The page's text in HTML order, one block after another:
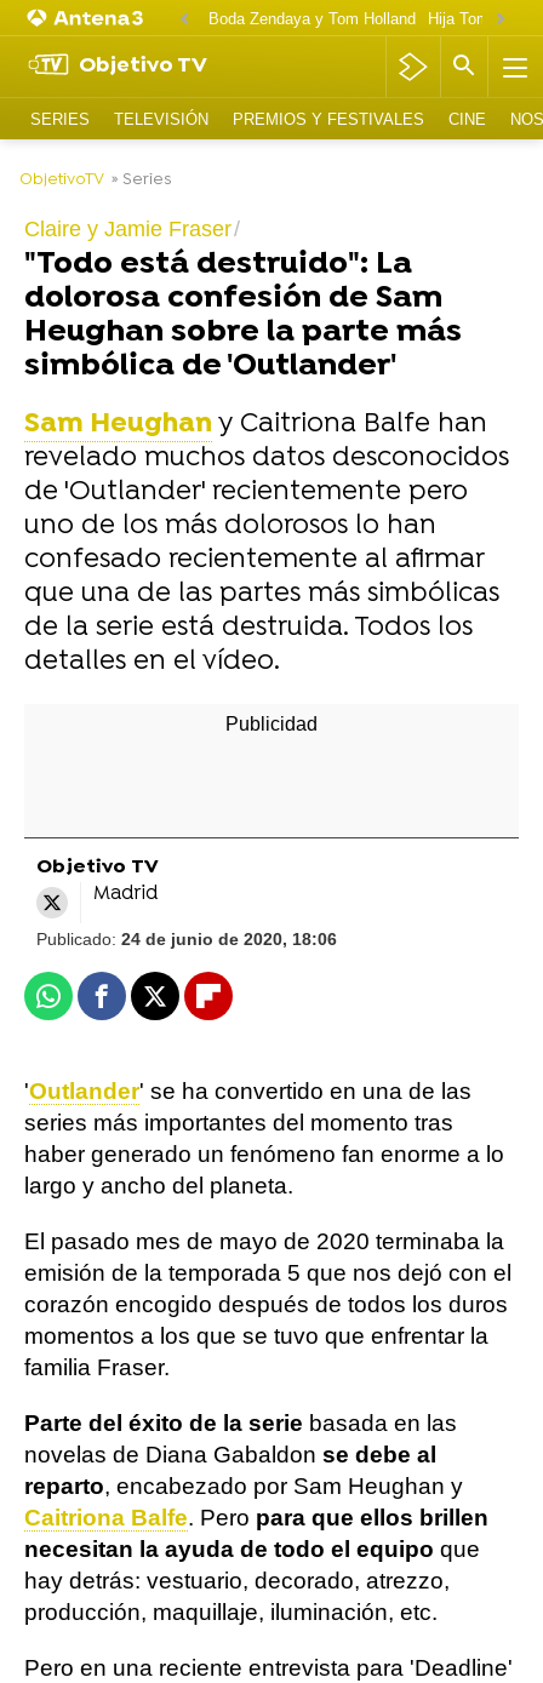
Boda Zendaya y Tom Holland Hija Tom
Objetivo TV
SERIES TELEVISIÓN PREMIOS Y FESTIVALES CINE
ObjetivoTV » Series
Claire y Jamie Fraser
"Todo está destruido": La
dolorosa confesión de Sam
Heughan sobre la parte más
simbólica de 'Outlander'
Sam Heughan y Caitriona Balfe han
revelado muchos datos desconocidos
de 'Outlander' recientemente pero
uno de los más dolorosos lo han
confesado recientemente al afirmar
que una de las partes más simbólicas
de la serie está destruida. Todos los
detalles en el vídeo.
Objetivo TV
Madrid
Publicado: 24 de junio de 2020, 18:06
WhatsappFacebook
X Flipboard
'Outlander' se ha convertido en una de las
series más importantes del momento tras
haber generado un fenómeno fan enorme a lo
largo y ancho del planeta.
El pasado mes de mayo de 2020 terminaba la
emisión de la temporada 5 que nos dejó con el
corazón encogido después de todos los duros
momentos a los que se tuvo que enfrentar la
familia Fraser.
Parte del éxito de la serie basada en las
novelas de Diana Gabaldon se debe al
reparto, encabezado por Sam Heughan y
Caitriona Balfe. Pero para que ellos brillen
necesitan la ayuda de todo el equipo que
hay detrás: vestuario, decorado, atrezzo,
producción, maquillaje, iluminación, etc.
Pero en una reciente entrevista para 'Deadline'